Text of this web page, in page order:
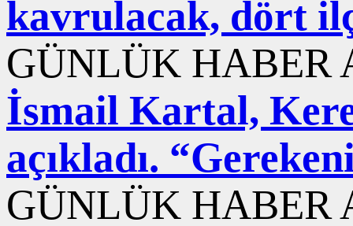
kavrulacak, dört
GÜNLÜK HABER
İsmail Kartal,
açıkladı.
GÜNLÜK HABER